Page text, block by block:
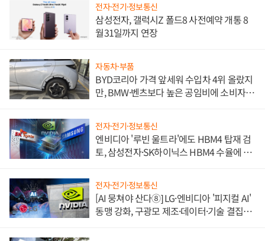
전자·전기·정보통신
삼성전자, 갤럭시Z 폴드8 사전예약 개통 8
월31일까지 연장
자동차·부품
BYD코리아 가격 앞세워 수입차 4위 올랐지
만, BMW·벤츠보다 높은 공임비에 소비자
전자·전기·정보통신
엔비디아 '루빈 울트라'에도 HBM4 탑재 검
토, 삼성전자·SK하이닉스 HBM4 수율에 주
전자·전기·정보통신
[AI 뭉쳐야 산다⑧] LG·엔비디아 '피지컬 AI'
동맹 강화, 구광모 제조·데이터·기술 결집